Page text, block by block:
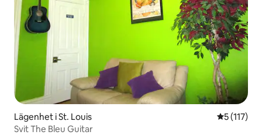
Lägenhet i St. Louis 5 av 5 i
5 (117)
Svit The Bleu Guitar